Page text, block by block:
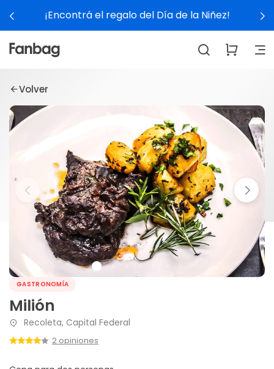
¡Encontrá el regalo del Día de la Niñez!
Volver
GASTRONOMÍA
Milión
Recoleta, Capital Federal
2 opiniones